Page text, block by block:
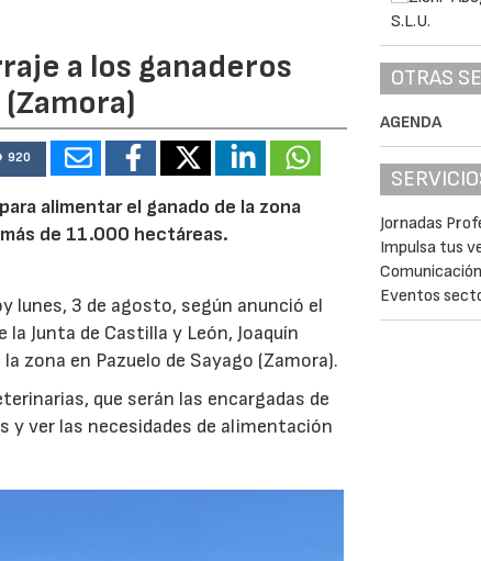
a los ganaderos
920
alimentar el ganado de la zona
de 11.000 hectáreas.
lunes, 3 de agosto, según anunció el
Junta de Castilla y León, Joaquín
zona en Pazuelo de Sayago (Zamora).
que serán las encargadas de
y ver las necesidades de alimentación
OTRAS
AGENDA
Jornadas
Impulsa tus
Eventos